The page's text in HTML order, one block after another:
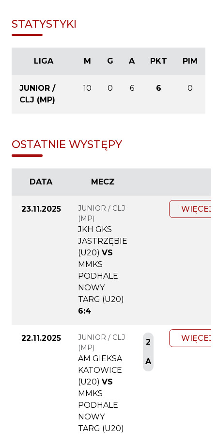
STATYSTYKI
LIGA M G A PKT PIM
JUNIOR /
CLJ (MP)
10 0 6 6 0
OSTATNIE WYSTĘPY
DATA MECZ
23.11.2025
JUNIOR / CLJ
(MP)
JKH GKS
JASTRZĘBIE
(U20) VS
MMKS
PODHALE
NOWY
TARG (U20)
6:4
WIĘCEJ
22.11.2025
JUNIOR / CLJ
(MP)
AM GIEKSA
KATOWICE
(U20) VS
MMKS
PODHALE
NOWY
TARG (U20)
2
A
WIĘCEJ